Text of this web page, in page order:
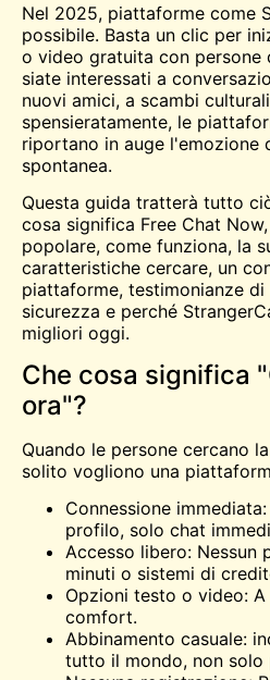
Nel 2025, piattaforme come
possibile. Basta un clic per
o video gratuita con
siate interessati a
nuovi amici, a scambi
spensieratamente, le
riportano in auge l'emozione
spontanea.
Questa guida tratterà tutto
cosa significa Free Chat
popolare, come funziona, la
caratteristiche cercare, un
piattaforme, testimonianze
sicurezza e perché
migliori oggi.
Che cosa significa
ora"?
Quando le persone cercano
solito vogliono una
Connessione
profilo, solo chat
Accesso libero: Nessun
minuti o sistemi di
Opzioni testo o video:
comfort.
Abbinamento casuale:
tutto il mondo, non solo